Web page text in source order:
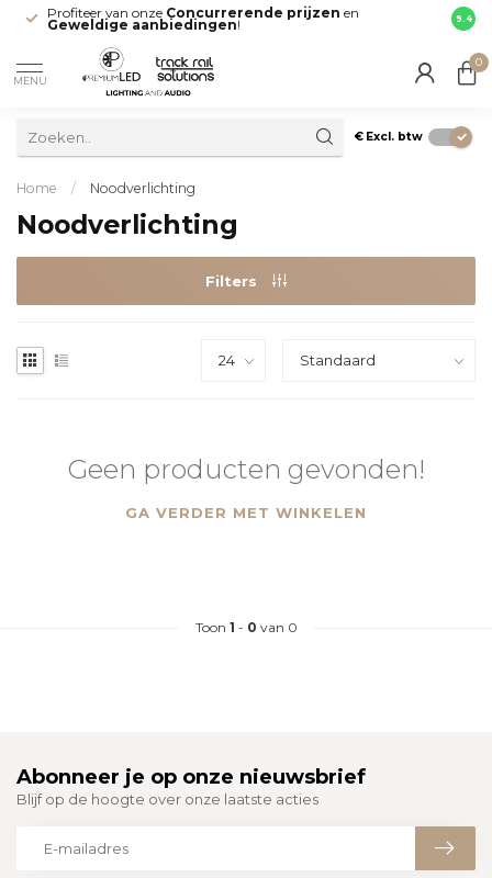
Profiteer van onze Concurrerende prijzen en
Geweldige aanbiedingen! direct
9.4
MENU
0
€ Excl. btw
Home / Noodverlichting
Noodverlichting
Filters
Geen producten gevonden!
GA VERDER MET WINKELEN
Toon 1 - 0 van 0
Abonneer je op onze nieuwsbrief
Blijf op de hoogte over onze laatste acties